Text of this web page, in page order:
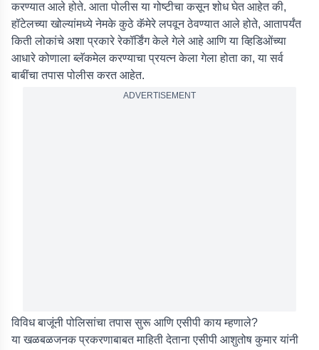
करण्यात आले होते. आता पोलीस या गोष्टीचा कसून शोध घेत आहेत की,
हॉटेलच्या खोल्यांमध्ये नेमके कुठे कॅमेरे लपवून ठेवण्यात आले होते, आतापर्यंत
किती लोकांचे अशा प्रकारे रेकॉर्डिंग केले गेले आहे आणि या व्हिडिओंच्या
आधारे कोणाला ब्लॅकमेल करण्याचा प्रयत्न केला गेला होता का, या सर्व
बाबींचा तपास पोलीस करत आहेत.
ADVERTISEMENT
विविध बाजूंनी पोलिसांचा तपास सुरू आणि एसीपी काय म्हणाले?
या खळबळजनक प्रकरणाबाबत माहिती देताना एसीपी आशुतोष कुमार यांनी